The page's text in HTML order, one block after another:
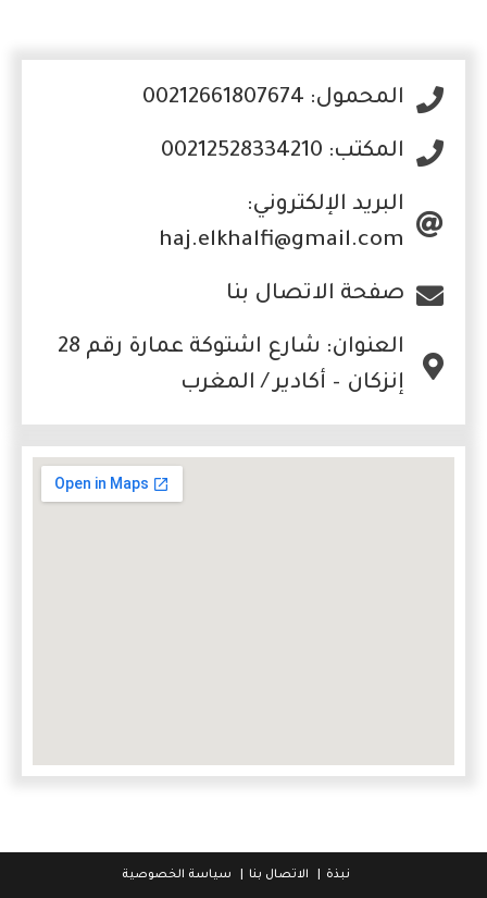
المحمول: 00212661807674
المكتب: 00212528334210
البريد الإلكتروني:
haj.elkhalfi@gmail.com
صفحة الاتصال بنا
العنوان: شارع اشتوكة عمارة رقم 28
إنزكان – أكادير / المغرب
نبذة الاتصال بنا سياسة الخصوصية